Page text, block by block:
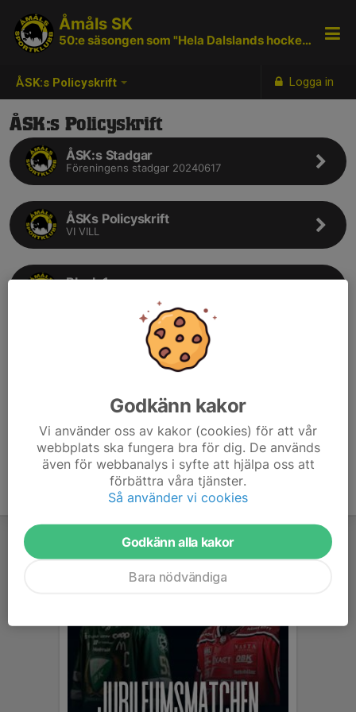
ÅSK:s Policyskrift Logga in
Åmåls SK
50:e säsongen som "Hela Dalslands hockeyklubb"
ÅSK:s Policyskrift
ÅSK:s Stadgar
Föreningens stadgar 20240617
ÅSKs Policyskrift
VI VILL
Block 1
Block 3Godkänn kakor
Vi använder oss av kakor (cookies) för att vår
webbplats ska fungera bra för dig. De används
även för webbanalys i syfte att hjälpa oss att
förbättra våra tjänster.
Så använder vi cookies
Godkänn alla kakor
Bara nödvändiga